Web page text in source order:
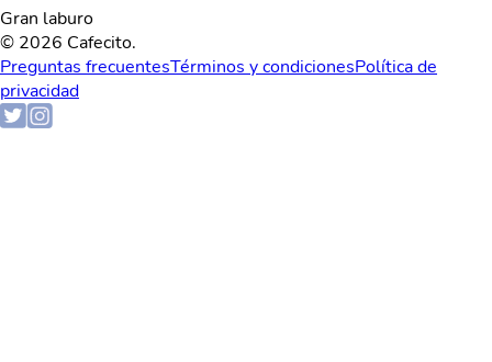
Gran laburo
© 2026 Cafecito.
Preguntas frecuentesTérminos y condicionesPolítica de
privacidad